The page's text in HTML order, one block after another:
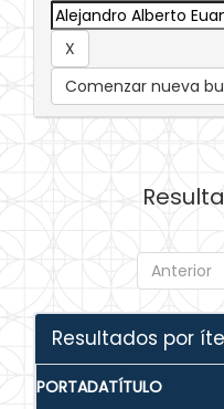
Comenzar nueva
Anterior
Resultados por
PORTADATÍTULO